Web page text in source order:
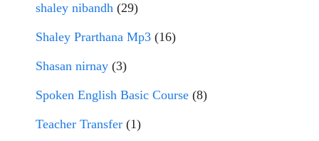
shaley nibandh (29)
Shaley Prarthana Mp3 (16)
Shasan nirnay (3)
Spoken English Basic Course (8)
Teacher Transfer (1)